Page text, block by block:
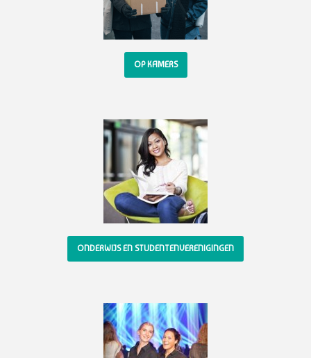
OP KAMERS
ONDERWIJS EN STUDENTENVERENIGINGEN